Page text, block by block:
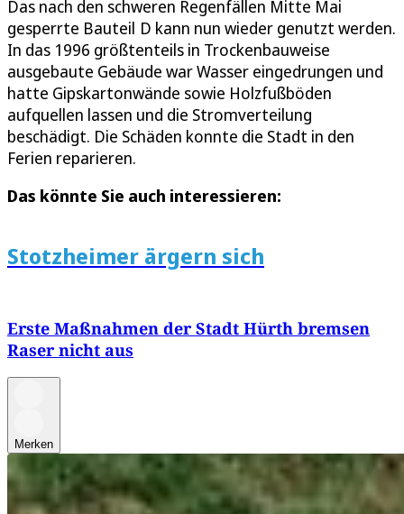
Das nach den schweren Regenfällen Mitte Mai
gesperrte Bauteil D kann nun wieder genutzt werden.
In das 1996 größtenteils in Trockenbauweise
ausgebaute Gebäude war Wasser eingedrungen und
hatte Gipskartonwände sowie Holzfußböden
aufquellen lassen und die Stromverteilung
beschädigt. Die Schäden konnte die Stadt in den
Ferien reparieren.
Das könnte Sie auch interessieren:
Stotzheimer ärgern sich
Erste Maßnahmen der Stadt Hürth bremsen
Raser nicht aus
Merken